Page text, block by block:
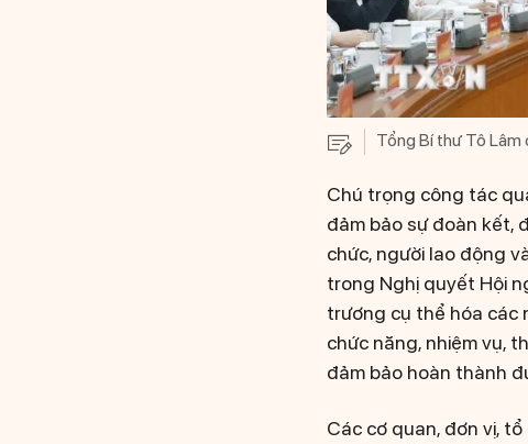
Tổng Bí thư Tô Lâm
Chú trọng công tác
đảm bảo sự đoàn kết,
chức, người lao động
trong Nghị quyết Hội
trương cụ thể hóa các
chức năng, nhiệm vụ,
đảm bảo hoàn thành
Các cơ quan, đơn vị,